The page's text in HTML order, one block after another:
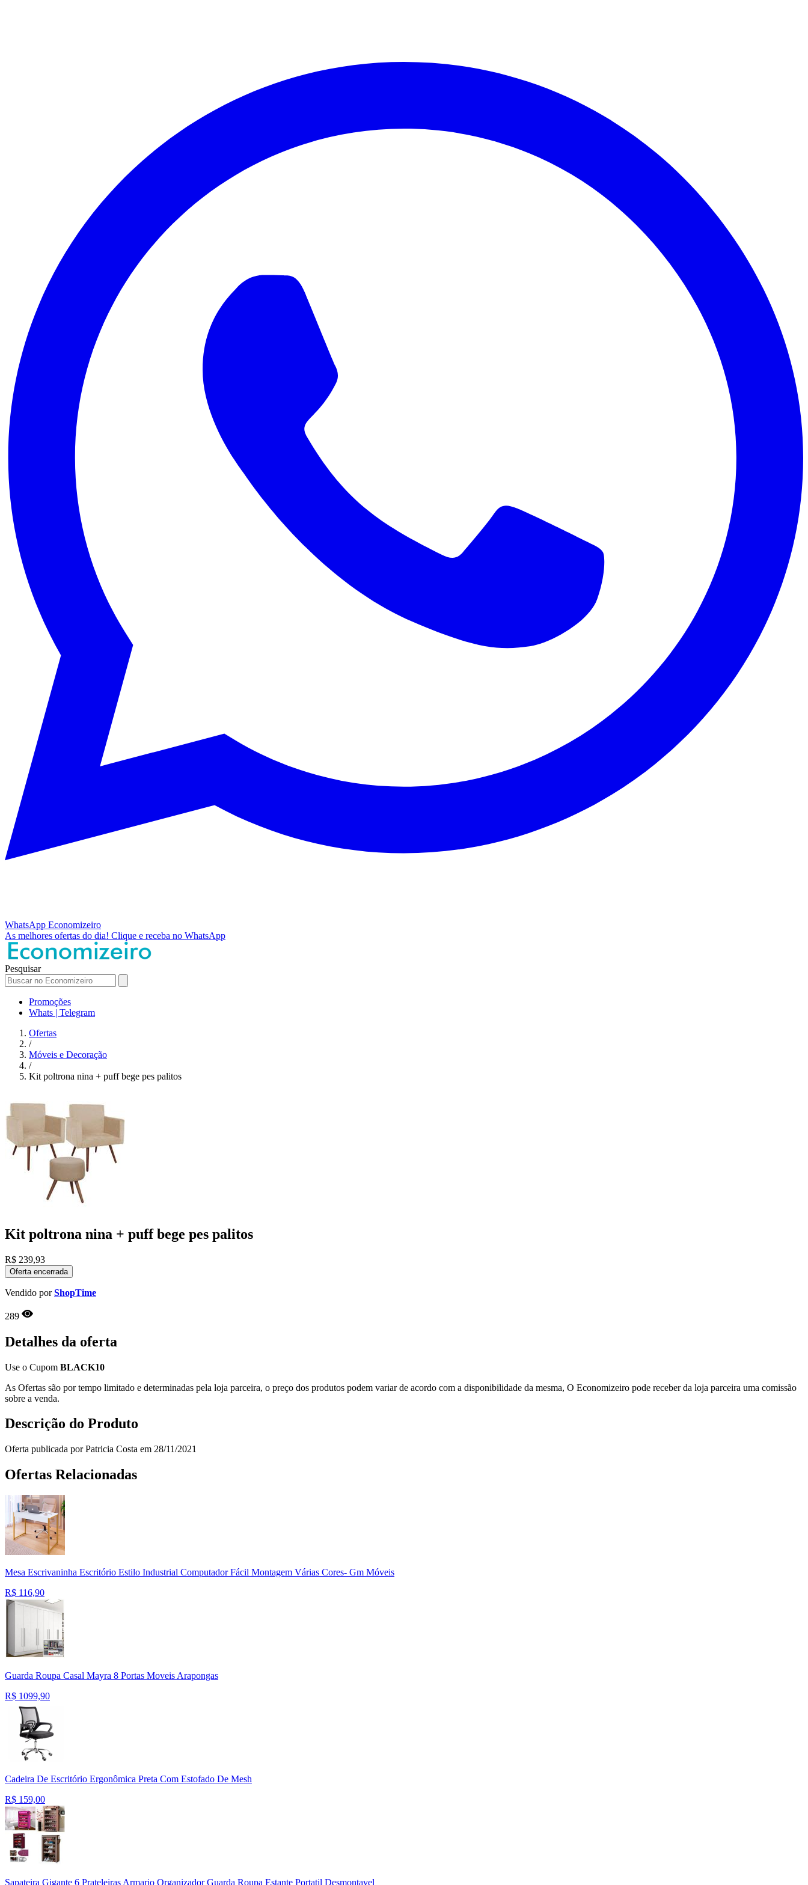
WhatsApp Economizeiro
As melhores ofertas do dia! Clique e receba no WhatsApp
Pesquisar
Promoções
Whats | Telegram
Ofertas
/
Móveis e Decoração
/
Kit poltrona nina + puff bege pes palitos
Kit poltrona nina + puff bege pes palitos
R$ 239,93
Oferta encerrada
Vendido porShopTime
289
Detalhes da oferta
Use o Cupom BLACK10
As Ofertas são por tempo limitado e determinadas pela loja parceira, o preço dos produtos podem variar de acordo com a disponibilidade da mesma, O Economizeiro pode receber da loja parceira uma comissão
sobre a venda.
Descrição do Produto
Oferta publicada por Patricia Costa em 28/11/2021
Ofertas Relacionadas
Mesa Escrivaninha Escritório Estilo Industrial Computador Fácil Montagem Várias Cores- Gm Móveis
R$ 116,90
Guarda Roupa Casal Mayra 8 Portas Moveis Arapongas
R$ 1099,90
Cadeira De Escritório Ergonômica Preta Com Estofado De Mesh
R$ 159,00
Sapateira Gigante 6 Prateleiras Armario Organizador Guarda Roupa Estante Portatil Desmontavel